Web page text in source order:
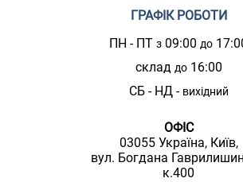
ГРАФІК РОБОТИ
ПН - ПТ з 09:00 до
склад до16:00
СБ - НД - вихідний
ОФІС
03055 Україна, Київ,
вул. Богдана
к.400